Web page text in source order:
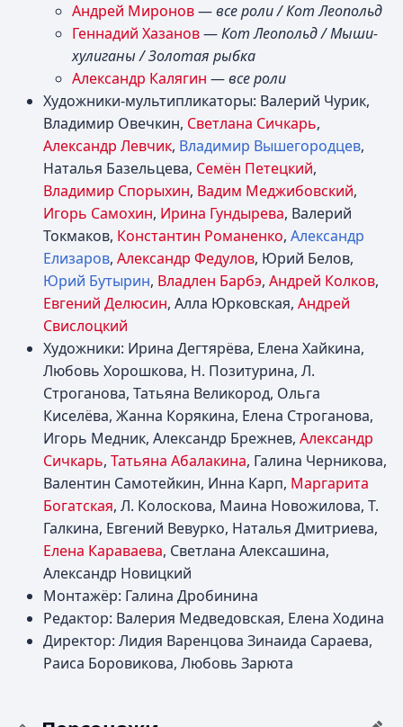
Андрей Миронов—все роли / Кот Леопольд
Геннадий Хазанов—Кот Леопольд / Мыши-
хулиганы / Золотая рыбка
Александр Калягин —все роли
Художники-мультипликаторы: Валерий Чурик,
Владимир Овечкин, Светлана Сичкарь,
Александр Левчик, Владимир Вышегородцев,
Наталья Базельцева, Семён Петецкий,
Владимир Спорыхин, Вадим Меджибовский,
Игорь Самохин, Ирина Гундырева, Валерий
Токмаков, Константин Романенко, Александр
Елизаров, Александр Федулов, Юрий Белов,
Юрий Бутырин, Владлен Барбэ, Андрей Колков,
Евгений Делюсин, Алла Юрковская, Андрей
Свислоцкий
Художники: Ирина Дегтярёва, Елена Хайкина,
Любовь Хорошкова, Н. Позитурина, Л.
Строганова, Татьяна Великород, Ольга
Киселёва, Жанна Корякина, Елена Строганова,
Игорь Медник, Александр Брежнев, Александр
Сичкарь, Татьяна Абалакина, Галина Черникова,
Валентин Самотейкин, Инна Карп, Маргарита
Богатская, Л. Колоскова, Маина Новожилова, Т.
Галкина, Евгений Вевурко, Наталья Дмитриева,
Елена Караваева, Светлана Алексашина,
Александр Новицкий
Монтажёр: Галина Дробинина
Редактор: Валерия Медведовская, Елена Ходина
Директор: Лидия Варенцова Зинаида Сараева,
Раиса Боровикова, Любовь Зарюта